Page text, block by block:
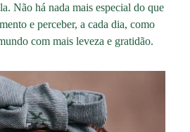
Não há nada mais especial do que
e perceber, a cada dia, como
com mais leveza e gratidão.